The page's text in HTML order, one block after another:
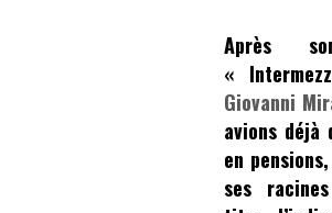
Après
«
Giovanni
avions
en
ses